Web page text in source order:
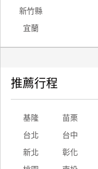
新竹縣
宜蘭
推薦行程
基隆 苗栗
台北 台中
新北 彰化